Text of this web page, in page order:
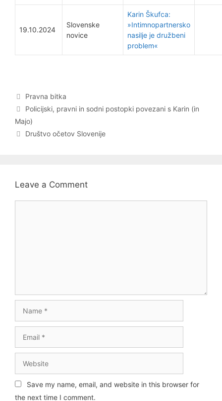
19.10.2024
Slovenske
novice
Karin Škufca:
»Intimnopartnersko
nasilje je družbeni
problem«
Categories
Pravna bitka
Post
navigation
Policijski, pravni in sodni postopki povezani s Karin (in
Majo)
Društvo očetov Slovenije
Leave a Comment
Save my name, email, and website in this browser for
the next time I comment.